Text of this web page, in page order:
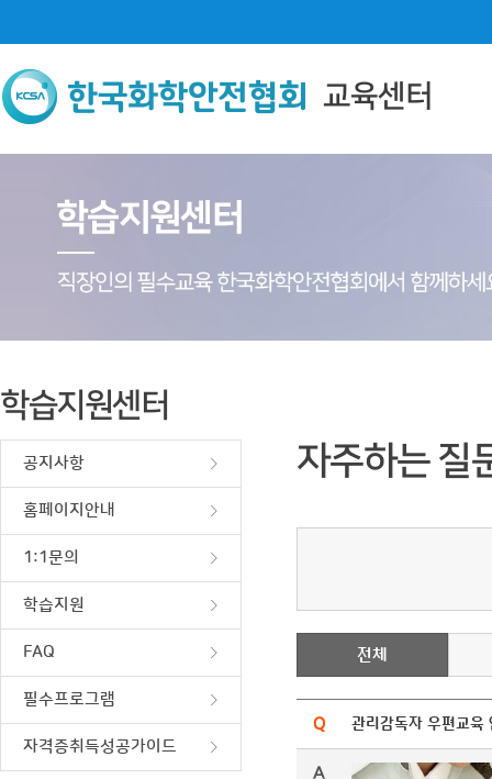
교육센터
학습지원센터
공지사항
홈페이지안내
1:1문의
학습지원
FAQ
필수프로그램
자격증취득성공가이드
자주하는 질
전체
관리감독자 우편교육